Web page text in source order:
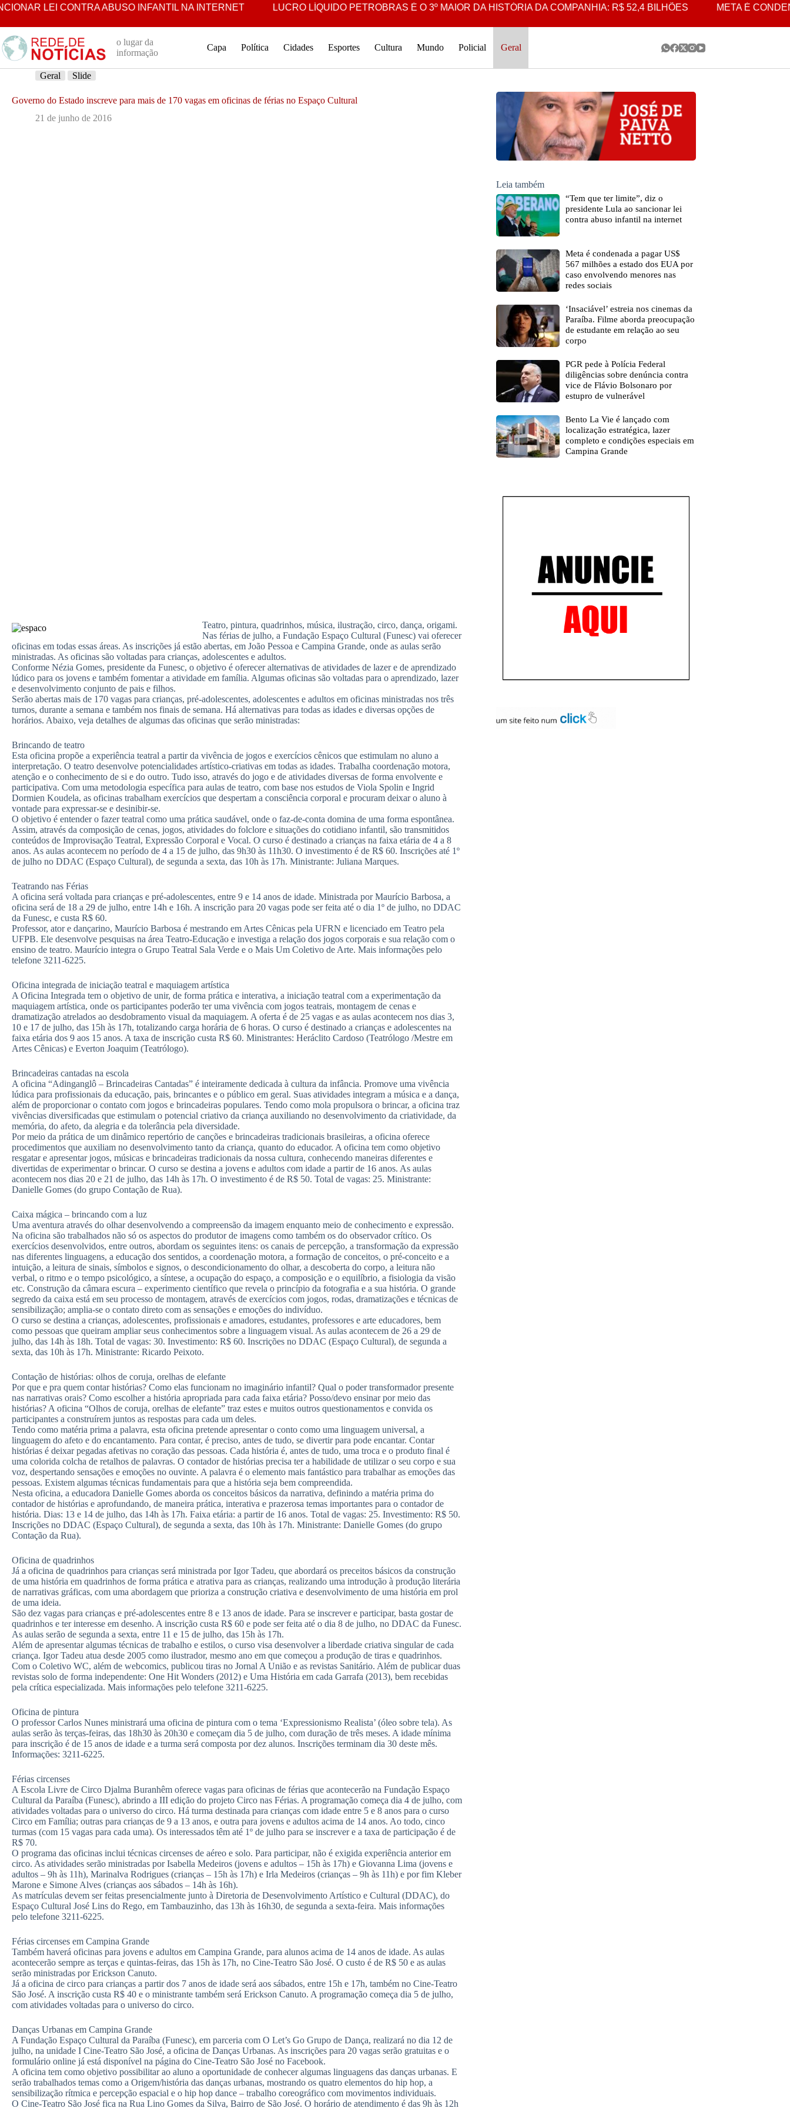
Pular
o
conteúdo
CONTRA ABUSO INFANTIL NA INTERNET LUCRO LÍQUIDO PETROBRAS É O 3º MAIOR DA HISTÓRIA DA COMPANHIA: R$ 52,4 BILHÕES META É CONDENADA A
o lugar da
informação
Capa Política Cidades Esportes Cultura Mundo Policial Geral
Geral Slide
Governo do Estado inscreve para mais de 170 vagas em oficinas de férias no Espaço Cultural
21 de junho de 2016
Teatro, pintura, quadrinhos, música, ilustração, circo, dança, origami.
Nas férias de julho, a Fundação Espaço Cultural (Funesc) vai oferecer
oficinas em todas essas áreas. As inscrições já estão abertas, em João Pessoa e Campina Grande, onde as aulas serão
ministradas. As oficinas são voltadas para crianças, adolescentes e adultos.
Conforme Nézia Gomes, presidente da Funesc, o objetivo é oferecer alternativas de atividades de lazer e de aprendizado
lúdico para os jovens e também fomentar a atividade em família. Algumas oficinas são voltadas para o aprendizado, lazer
e desenvolvimento conjunto de pais e filhos.
Serão abertas mais de 170 vagas para crianças, pré-adolescentes, adolescentes e adultos em oficinas ministradas nos três
turnos, durante a semana e também nos finais de semana. Há alternativas para todas as idades e diversas opções de
horários. Abaixo, veja detalhes de algumas das oficinas que serão ministradas:
Brincando de teatro
Esta oficina propõe a experiência teatral a partir da vivência de jogos e exercícios cênicos que estimulam no aluno a
interpretação. O teatro desenvolve potencialidades artístico-criativas em todas as idades. Trabalha coordenação motora,
atenção e o conhecimento de si e do outro. Tudo isso, através do jogo e de atividades diversas de forma envolvente e
participativa. Com uma metodologia específica para aulas de teatro, com base nos estudos de Viola Spolin e Ingrid
Dormien Koudela, as oficinas trabalham exercícios que despertam a consciência corporal e procuram deixar o aluno à
vontade para expressar-se e desinibir-se.
O objetivo é entender o fazer teatral como uma prática saudável, onde o faz-de-conta domina de uma forma espontânea.
Assim, através da composição de cenas, jogos, atividades do folclore e situações do cotidiano infantil, são transmitidos
conteúdos de Improvisação Teatral, Expressão Corporal e Vocal. O curso é destinado a crianças na faixa etária de 4 a 8
anos. As aulas acontecem no período de 4 a 15 de julho, das 9h30 às 11h30. O investimento é de R$ 60. Inscrições até 1º
de julho no DDAC (Espaço Cultural), de segunda a sexta, das 10h às 17h. Ministrante: Juliana Marques.
Teatrando nas Férias
A oficina será voltada para crianças e pré-adolescentes, entre 9 e 14 anos de idade. Ministrada por Maurício Barbosa, a
oficina será de 18 a 29 de julho, entre 14h e 16h. A inscrição para 20 vagas pode ser feita até o dia 1º de julho, no DDAC
da Funesc, e custa R$ 60.
Professor, ator e dançarino, Maurício Barbosa é mestrando em Artes Cênicas pela UFRN e licenciado em Teatro pela
UFPB. Ele desenvolve pesquisas na área Teatro-Educação e investiga a relação dos jogos corporais e sua relação com o
ensino de teatro. Maurício integra o Grupo Teatral Sala Verde e o Mais Um Coletivo de Arte. Mais informações pelo
telefone 3211-6225.
Oficina integrada de iniciação teatral e maquiagem artística
A Oficina Integrada tem o objetivo de unir, de forma prática e interativa, a iniciação teatral com a experimentação da
maquiagem artística, onde os participantes poderão ter uma vivência com jogos teatrais, montagem de cenas e
dramatização atrelados ao desdobramento visual da maquiagem. A oferta é de 25 vagas e as aulas acontecem nos dias 3,
10 e 17 de julho, das 15h às 17h, totalizando carga horária de 6 horas. O curso é destinado a crianças e adolescentes na
faixa etária dos 9 aos 15 anos. A taxa de inscrição custa R$ 60. Ministrantes: Heráclito Cardoso (Teatrólogo /Mestre em
Artes Cênicas) e Everton Joaquim (Teatrólogo).
Brincadeiras cantadas na escola
A oficina “Adinganglô – Brincadeiras Cantadas” é inteiramente dedicada à cultura da infância. Promove uma vivência
lúdica para profissionais da educação, pais, brincantes e o público em geral. Suas atividades integram a música e a dança,
além de proporcionar o contato com jogos e brincadeiras populares. Tendo como mola propulsora o brincar, a oficina traz
vivências diversificadas que estimulam o potencial criativo da criança auxiliando no desenvolvimento da criatividade, da
memória, do afeto, da alegria e da tolerância pela diversidade.
Por meio da prática de um dinâmico repertório de canções e brincadeiras tradicionais brasileiras, a oficina oferece
procedimentos que auxiliam no desenvolvimento tanto da criança, quanto do educador. A oficina tem como objetivo
resgatar e apresentar jogos, músicas e brincadeiras tradicionais da nossa cultura, conhecendo maneiras diferentes e
divertidas de experimentar o brincar. O curso se destina a jovens e adultos com idade a partir de 16 anos. As aulas
acontecem nos dias 20 e 21 de julho, das 14h às 17h. O investimento é de R$ 50. Total de vagas: 25. Ministrante:
Danielle Gomes (do grupo Contação de Rua).
Caixa mágica – brincando com a luz
Uma aventura através do olhar desenvolvendo a compreensão da imagem enquanto meio de conhecimento e expressão.
Na oficina são trabalhados não só os aspectos do produtor de imagens como também os do observador crítico. Os
exercícios desenvolvidos, entre outros, abordam os seguintes itens: os canais de percepção, a transformação da expressão
nas diferentes linguagens, a educação dos sentidos, a coordenação motora, a formação de conceitos, o pré-conceito e a
intuição, a leitura de sinais, símbolos e signos, o descondicionamento do olhar, a descoberta do corpo, a leitura não
verbal, o ritmo e o tempo psicológico, a síntese, a ocupação do espaço, a composição e o equilíbrio, a fisiologia da visão
etc. Construção da câmara escura – experimento científico que revela o princípio da fotografia e a sua história. O grande
segredo da caixa está em seu processo de montagem, através de exercícios com jogos, rodas, dramatizações e técnicas de
sensibilização; amplia-se o contato direto com as sensações e emoções do indivíduo.
O curso se destina a crianças, adolescentes, profissionais e amadores, estudantes, professores e arte educadores, bem
como pessoas que queiram ampliar seus conhecimentos sobre a linguagem visual. As aulas acontecem de 26 a 29 de
julho, das 14h às 18h. Total de vagas: 30. Investimento: R$ 60. Inscrições no DDAC (Espaço Cultural), de segunda a
sexta, das 10h às 17h. Ministrante: Ricardo Peixoto.
Contação de histórias: olhos de coruja, orelhas de elefante
Por que e pra quem contar histórias? Como elas funcionam no imaginário infantil? Qual o poder transformador presente
nas narrativas orais? Como escolher a história apropriada para cada faixa etária? Posso/devo ensinar por meio das
histórias? A oficina “Olhos de coruja, orelhas de elefante” traz estes e muitos outros questionamentos e convida os
participantes a construírem juntos as respostas para cada um deles.
Tendo como matéria prima a palavra, esta oficina pretende apresentar o conto como uma linguagem universal, a
linguagem do afeto e do encantamento. Para contar, é preciso, antes de tudo, se divertir para pode encantar. Contar
histórias é deixar pegadas afetivas no coração das pessoas. Cada história é, antes de tudo, uma troca e o produto final é
uma colorida colcha de retalhos de palavras. O contador de histórias precisa ter a habilidade de utilizar o seu corpo e sua
voz, despertando sensações e emoções no ouvinte. A palavra é o elemento mais fantástico para trabalhar as emoções das
pessoas. Existem algumas técnicas fundamentais para que a história seja bem compreendida.
Nesta oficina, a educadora Danielle Gomes aborda os conceitos básicos da narrativa, definindo a matéria prima do
contador de histórias e aprofundando, de maneira prática, interativa e prazerosa temas importantes para o contador de
história. Dias: 13 e 14 de julho, das 14h às 17h. Faixa etária: a partir de 16 anos. Total de vagas: 25. Investimento: R$ 50.
Inscrições no DDAC (Espaço Cultural), de segunda a sexta, das 10h às 17h. Ministrante: Danielle Gomes (do grupo
Contação da Rua).
Oficina de quadrinhos
Já a oficina de quadrinhos para crianças será ministrada por Igor Tadeu, que abordará os preceitos básicos da construção
de uma história em quadrinhos de forma prática e atrativa para as crianças, realizando uma introdução à produção literária
de narrativas gráficas, com uma abordagem que prioriza a construção criativa e desenvolvimento de uma história em prol
de uma ideia.
São dez vagas para crianças e pré-adolescentes entre 8 e 13 anos de idade. Para se inscrever e participar, basta gostar de
quadrinhos e ter interesse em desenho. A inscrição custa R$ 60 e pode ser feita até o dia 8 de julho, no DDAC da Funesc.
As aulas serão de segunda a sexta, entre 11 e 15 de julho, das 15h às 17h.
Além de apresentar algumas técnicas de trabalho e estilos, o curso visa desenvolver a liberdade criativa singular de cada
criança. Igor Tadeu atua desde 2005 como ilustrador, mesmo ano em que começou a produção de tiras e quadrinhos.
Com o Coletivo WC, além de webcomics, publicou tiras no Jornal A União e as revistas Sanitário. Além de publicar duas
revistas solo de forma independente: One Hit Wonders (2012) e Uma História em cada Garrafa (2013), bem recebidas
pela crítica especializada. Mais informações pelo telefone 3211-6225.
Oficina de pintura
O professor Carlos Nunes ministrará uma oficina de pintura com o tema ‘Expressionismo Realista’ (óleo sobre tela). As
aulas serão às terças-feiras, das 18h30 às 20h30 e começam dia 5 de julho, com duração de três meses. A idade mínima
para inscrição é de 15 anos de idade e a turma será composta por dez alunos. Inscrições terminam dia 30 deste mês.
Informações: 3211-6225.
Férias circenses
A Escola Livre de Circo Djalma Buranhêm oferece vagas para oficinas de férias que acontecerão na Fundação Espaço
Cultural da Paraíba (Funesc), abrindo a III edição do projeto Circo nas Férias. A programação começa dia 4 de julho, com
atividades voltadas para o universo do circo. Há turma destinada para crianças com idade entre 5 e 8 anos para o curso
Circo em Família; outras para crianças de 9 a 13 anos, e outra para jovens e adultos acima de 14 anos. Ao todo, cinco
turmas (com 15 vagas para cada uma). Os interessados têm até 1º de julho para se inscrever e a taxa de participação é de
R$ 70.
O programa das oficinas inclui técnicas circenses de aéreo e solo. Para participar, não é exigida experiência anterior em
circo. As atividades serão ministradas por Isabella Medeiros (jovens e adultos – 15h às 17h) e Giovanna Lima (jovens e
adultos – 9h às 11h), Marinalva Rodrigues (crianças – 15h às 17h) e Irla Medeiros (crianças – 9h às 11h) e por fim Kleber
Marone e Simone Alves (crianças aos sábados – 14h às 16h).
As matrículas devem ser feitas presencialmente junto à Diretoria de Desenvolvimento Artístico e Cultural (DDAC), do
Espaço Cultural José Lins do Rego, em Tambauzinho, das 13h às 16h30, de segunda a sexta-feira. Mais informações
pelo telefone 3211-6225.
Férias circenses em Campina Grande
Também haverá oficinas para jovens e adultos em Campina Grande, para alunos acima de 14 anos de idade. As aulas
acontecerão sempre as terças e quintas-feiras, das 15h às 17h, no Cine-Teatro São José. O custo é de R$ 50 e as aulas
serão ministradas por Erickson Canuto.
Já a oficina de circo para crianças a partir dos 7 anos de idade será aos sábados, entre 15h e 17h, também no Cine-Teatro
São José. A inscrição custa R$ 40 e o ministrante também será Erickson Canuto. A programação começa dia 5 de julho,
com atividades voltadas para o universo do circo.
Danças Urbanas em Campina Grande
A Fundação Espaço Cultural da Paraíba (Funesc), em parceria com O Let’s Go Grupo de Dança, realizará no dia 12 de
julho, na unidade I Cine-Teatro São José, a oficina de Danças Urbanas. As inscrições para 20 vagas serão gratuitas e o
formulário online já está disponível na página do Cine-Teatro São José no Facebook.
A oficina tem como objetivo possibilitar ao aluno a oportunidade de conhecer algumas linguagens das danças urbanas. E
serão trabalhados temas como a Origem/história das danças urbanas, mostrando os quatro elementos do hip hop, a
sensibilização rítmica e percepção espacial e o hip hop dance – trabalho coreográfico com movimentos individuais.
O Cine-Teatro São José fica na Rua Lino Gomes da Silva, Bairro de São José. O horário de atendimento é das 9h às 12h
Leia também
“Tem que ter limite”, diz o
presidente Lula ao sancionar lei
contra abuso infantil na internet
Meta é condenada a pagar US$
567 milhões a estado dos EUA por
caso envolvendo menores nas
redes sociais
‘Insaciável’ estreia nos cinemas da
Paraíba. Filme aborda preocupação
de estudante em relação ao seu
corpo
PGR pede à Polícia Federal
diligências sobre denúncia contra
vice de Flávio Bolsonaro por
estupro de vulnerável
Bento La Vie é lançado com
localização estratégica, lazer
completo e condições especiais em
Campina Grande